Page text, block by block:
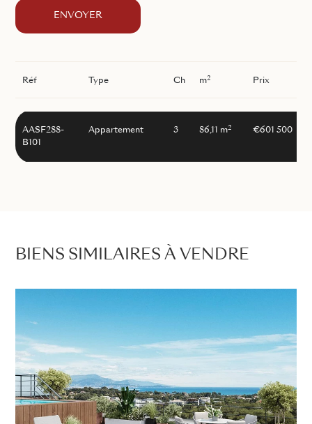
ENVOYER
Réf Type Ch m2 Prix
AASF288-
B101
Appartement 3 86,11 m2 €601 500
BIENS SIMILAIRES À VENDRE